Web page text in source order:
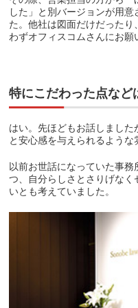
した」と別バージョンが用
た。他社は図面だけだった
わずオフィスコムさんにお願
特にこだわった点など
はい。先ほどもお話しまし
と安心感を与えられるような
以前お世話になっていた事
つ、自分らしさとさりげな
いとも考えていました。